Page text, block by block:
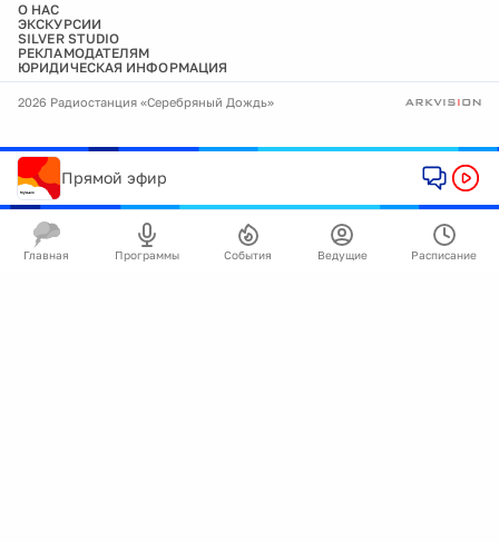
О НАС
ЭКСКУРСИИ
SILVER STUDIO
РЕКЛАМОДАТЕЛЯМ
ЮРИДИЧЕСКАЯ ИНФОРМАЦИЯ
2026 Радиостанция «Серебряный Дождь»
Прямой эфир
Главная Программы События Ведущие Расписание